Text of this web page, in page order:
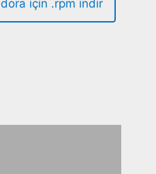
için .rpm indir